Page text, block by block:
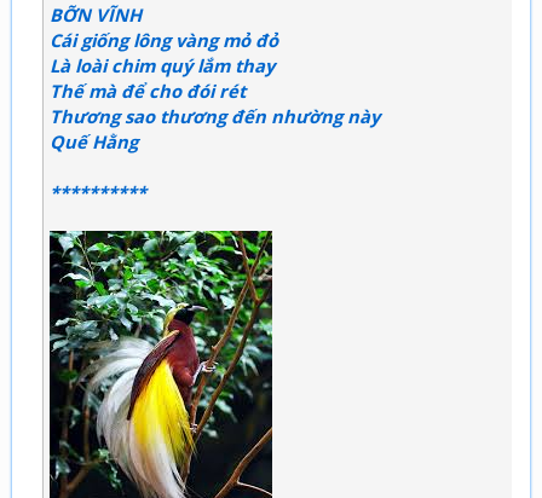
BỠN VĨNH
Cái giống lông vàng mỏ đỏ
Là loài chim quý lắm thay
Thế mà để cho đói rét
Thương sao thương đến nhường này
Quế Hằng
**********